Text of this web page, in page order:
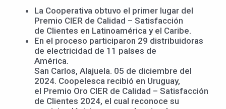
La Cooperativa obtuvo el primer lugar del
Premio CIER de Calidad – Satisfacción
de Clientes en Latinoamérica y el Caribe.
En el proceso participaron 29 distribuidoras
de electricidad de 11 países de
América.
San Carlos, Alajuela. 05 de diciembre del
2024. Coopelesca recibió en Uruguay,
el Premio Oro CIER de Calidad – Satisfacción
de Clientes 2024, el cual reconoce su